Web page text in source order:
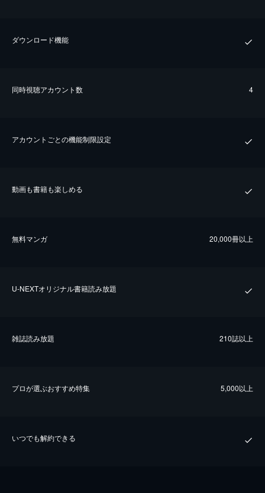
ダウンロード機能
同時視聴アカウント数 4
アカウントごとの機能制限設定
動画も書籍も楽しめる
無料マンガ 20,000冊以上
U-NEXTオリジナル書籍読み放題
雑誌読み放題 210誌以上
プロが選ぶおすすめ特集 5,000以上
いつでも解約できる